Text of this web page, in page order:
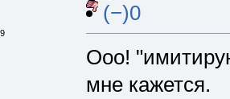
(−)0
Ооо!
мне кажется.